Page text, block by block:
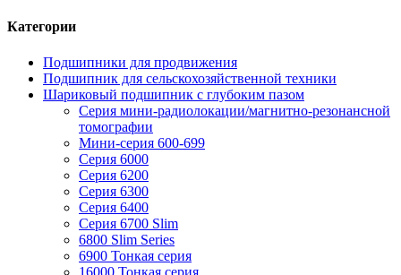
Категории
Подшипники для продвижения
Подшипник для сельскохозяйственной техники
Шариковый подшипник с глубоким пазом
Серия мини-радиолокации/магнитно-резонансной
томографии
Мини-серия 600-699
Серия 6000
Серия 6200
Серия 6300
Серия 6400
Серия 6700 Slim
6800 Slim Series
6900 Тонкая серия
16000 Тонкая серия